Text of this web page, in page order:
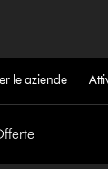
le aziende